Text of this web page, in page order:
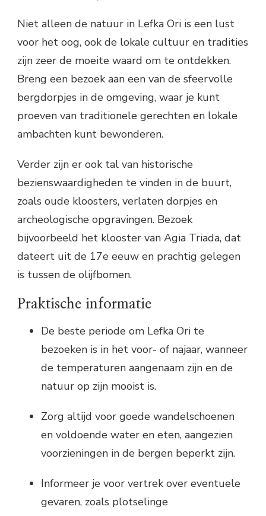
Niet alleen de natuur in Lefka Ori is een lust
voor het oog, ook de lokale cultuur en tradities
zijn zeer de moeite waard om te ontdekken.
Breng een bezoek aan een van de sfeervolle
bergdorpjes in de omgeving, waar je kunt
proeven van traditionele gerechten en lokale
ambachten kunt bewonderen.
Verder zijn er ook tal van historische
bezienswaardigheden te vinden in de buurt,
zoals oude kloosters, verlaten dorpjes en
archeologische opgravingen. Bezoek
bijvoorbeeld het klooster van Agia Triada, dat
dateert uit de 17e eeuw en prachtig gelegen
is tussen de olijfbomen.
Praktische informatie
De beste periode om Lefka Ori te
bezoeken is in het voor- of najaar, wanneer
de temperaturen aangenaam zijn en de
natuur op zijn mooist is.
Zorg altijd voor goede wandelschoenen
en voldoende water en eten, aangezien
voorzieningen in de bergen beperkt zijn.
Informeer je voor vertrek over eventuele
gevaren, zoals plotselinge